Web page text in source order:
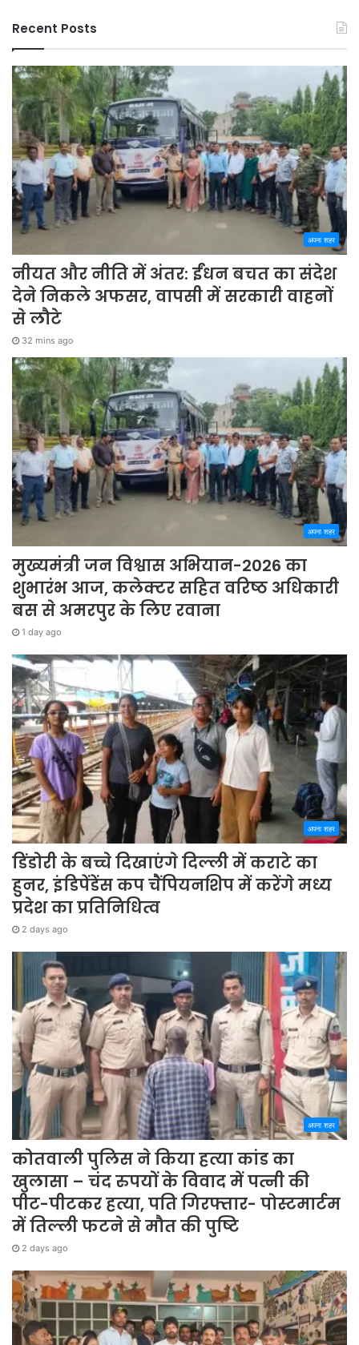
Recent Posts
अपना शहर
नीयत और नीति में अंतर: ईंधन बचत का संदेश
देने निकले अफसर, वापसी में सरकारी वाहनों
से लौटे
32 mins ago
अपना शहर
मुख्यमंत्री जन विश्वास अभियान-2026 का
शुभारंभ आज, कलेक्टर सहित वरिष्ठ अधिकारी
बस से अमरपुर के लिए रवाना
1 day ago
अपना शहर
डिंडोरी के बच्चे दिखाएंगे दिल्ली में कराटे का
हुनर, इंडिपेंडेंस कप चैंपियनशिप में करेंगे मध्य
प्रदेश का प्रतिनिधित्व
2 days ago
अपना शहर
कोतवाली पुलिस ने किया हत्या कांड का
खुलासा – चंद रुपयों के विवाद में पत्नी की
पीट-पीटकर हत्या, पति गिरफ्तार- पोस्टमार्टम
में तिल्ली फटने से मौत की पुष्टि
2 days ago